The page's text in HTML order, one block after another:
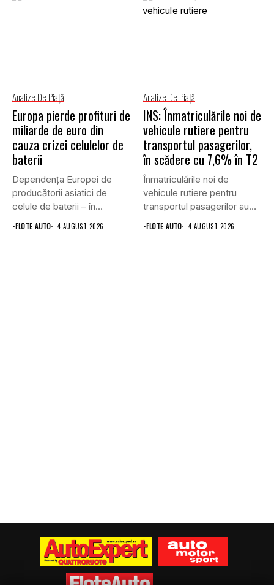
Analize De Piață
Europa pierde profituri de
miliarde de euro din
cauza crizei celulelor de
baterii
Dependența Europei de
producătorii asiatici de
celule de baterii – în
special...
•FLOTE AUTO 4 AUGUST 2026
Analize De Piață
INS: Înmatriculările noi de
vehicule rutiere pentru
transportul pasagerilor,
în scădere cu 7,6% în T2
Înmatriculările noi de
vehicule rutiere pentru
transportul pasagerilor au
scăzut cu 7,6%...
•FLOTE AUTO 4 AUGUST 2026